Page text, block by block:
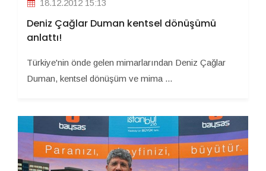
18.12.2012 15:13
Deniz Çağlar Duman kentsel dönüşümü
anlattı!
Türkiye'nin önde gelen mimarlarından Deniz Çağlar
Duman, kentsel dönüşüm ve mima ...